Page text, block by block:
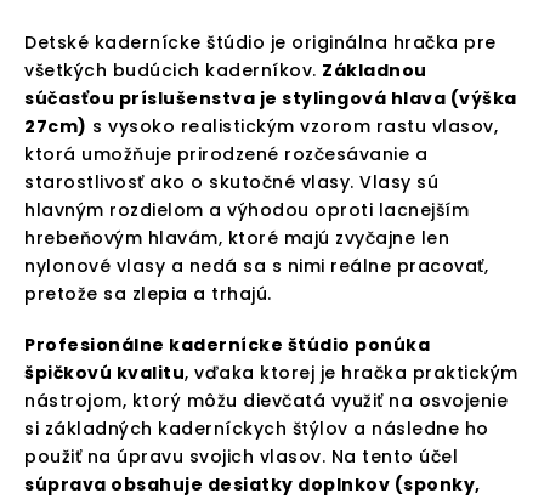
Detské kadernícke štúdio je originálna hračka pre
všetkých budúcich kaderníkov. Základnou
súčasťou príslušenstva je stylingová hlava (výška
27cm) s vysoko realistickým vzorom rastu vlasov,
ktorá umožňuje prirodzené rozčesávanie a
starostlivosť ako o skutočné vlasy. Vlasy sú
hlavným rozdielom a výhodou oproti lacnejším
hrebeňovým hlavám, ktoré majú zvyčajne len
nylonové vlasy a nedá sa s nimi reálne pracovať,
pretože sa zlepia a trhajú.
Profesionálne kadernícke štúdio ponúka
špičkovú kvalitu, vďaka ktorej je hračka praktickým
nástrojom, ktorý môžu dievčatá využiť na osvojenie
si základných kaderníckych štýlov a následne ho
použiť na úpravu svojich vlasov. Na tento účel
súprava obsahuje desiatky doplnkov (sponky,